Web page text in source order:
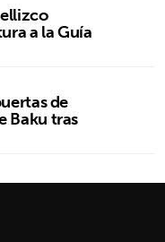
a la Guía
de
Baku tras